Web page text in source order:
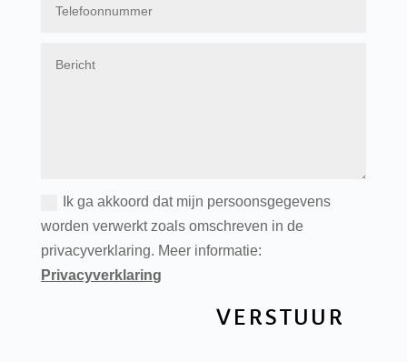
Ik ga akkoord dat mijn persoonsgegevens
worden verwerkt zoals omschreven in de
privacyverklaring. Meer informatie:
Privacyverklaring
VERSTUUR